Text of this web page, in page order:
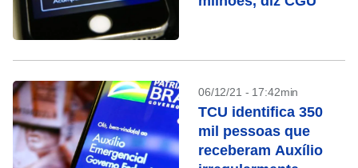
06/12/21 - 17:42min
TCU identifica 350
mil pessoas que
receberam Auxílio